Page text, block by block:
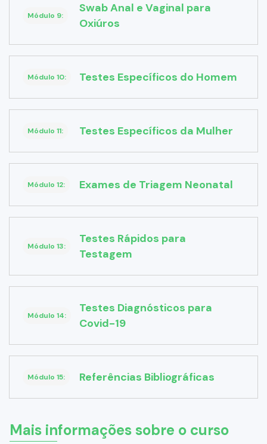
Módulo 9:
Swab Anal e Vaginal para
Oxiúros
Módulo 10: Testes Específicos do Homem
Módulo 11: Testes Específicos da Mulher
Módulo 12: Exames de Triagem Neonatal
Módulo 13:
Testes Rápidos para
Testagem
Módulo 14:
Testes Diagnósticos para
Covid-19
Módulo 15: Referências Bibliográficas
Mais informações sobre o curso